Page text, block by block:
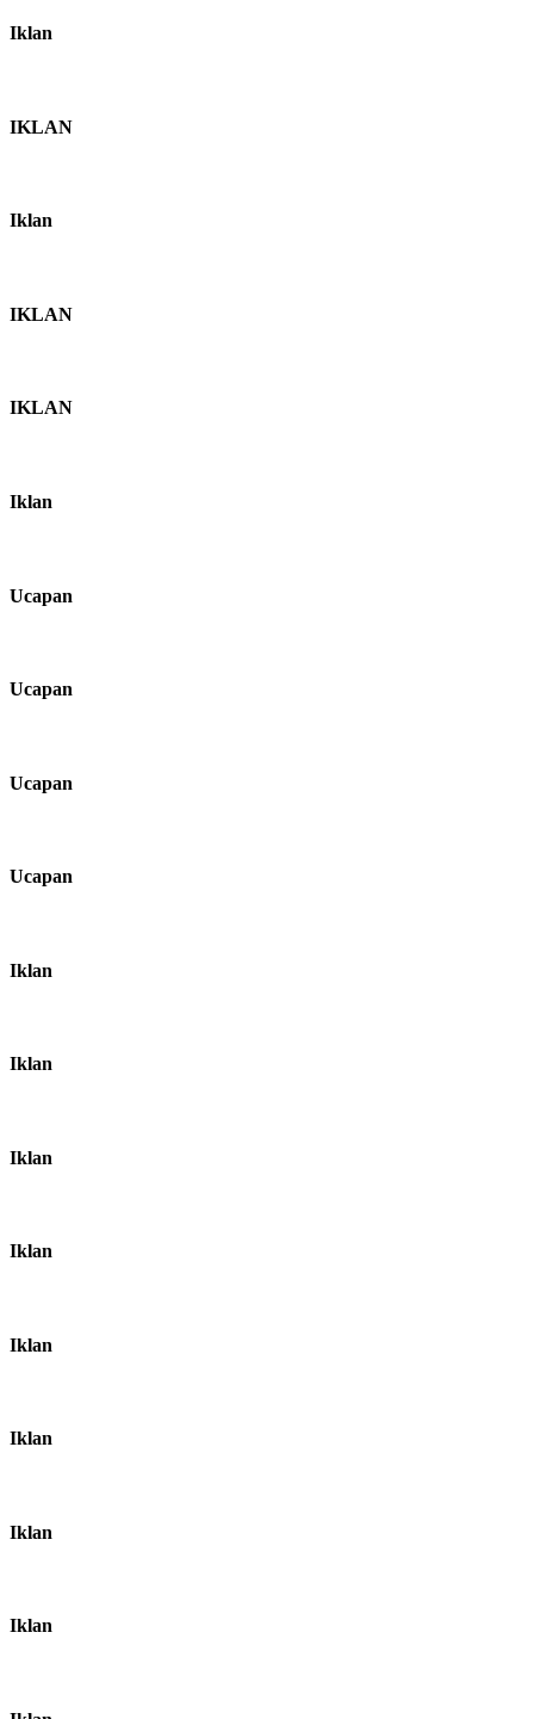
Iklan
IKLAN
Iklan
IKLAN
IKLAN
Iklan
Ucapan
Ucapan
Ucapan
Ucapan
Iklan
Iklan
Iklan
Iklan
Iklan
Iklan
Iklan
Iklan